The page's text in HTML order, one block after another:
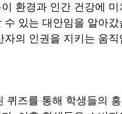
환경과 인간 건강에
있는 대안임을 알아
의 인권을 지키는 움
퀴즈를 통해 학생들의